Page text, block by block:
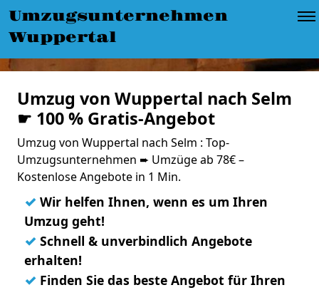
Umzugsunternehmen
Wuppertal
Umzug von Wuppertal nach Selm
☛ 100 % Gratis-Angebot
Umzug von Wuppertal nach Selm : Top-
Umzugsunternehmen ➨ Umzüge ab 78€ –
Kostenlose Angebote in 1 Min.
✓ Wir helfen Ihnen, wenn es um Ihren
Umzug geht!
✓ Schnell & unverbindlich Angebote
erhalten!
✓ Finden Sie das beste Angebot für Ihren